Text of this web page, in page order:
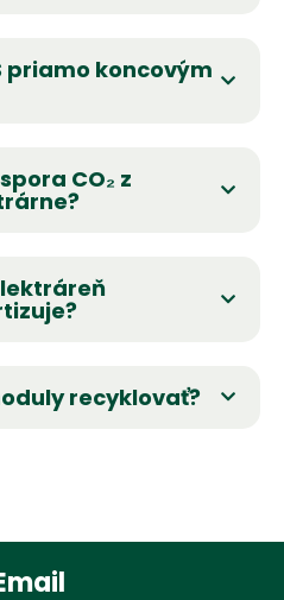
priamo koncovým
CO₂ z
recyklovať?